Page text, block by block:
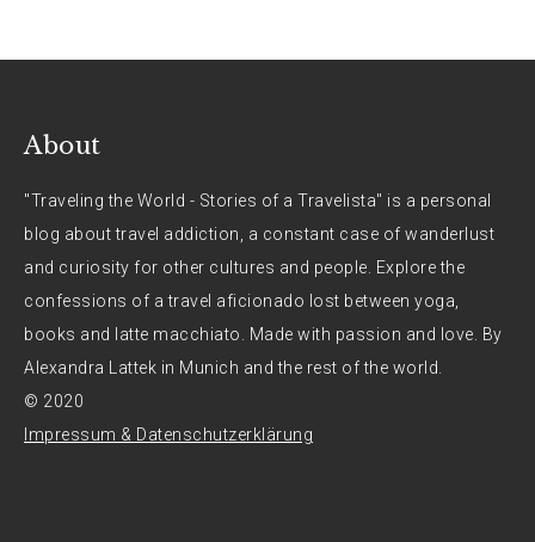
About
"Traveling the World - Stories of a Travelista" is a personal
blog about travel addiction, a constant case of wanderlust
and curiosity for other cultures and people. Explore the
confessions of a travel aficionado lost between yoga,
books and latte macchiato. Made with passion and love. By
Alexandra Lattek in Munich and the rest of the world.
© 2020
Impressum & Datenschutzerklärung